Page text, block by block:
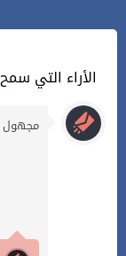
17 : الأراء التي